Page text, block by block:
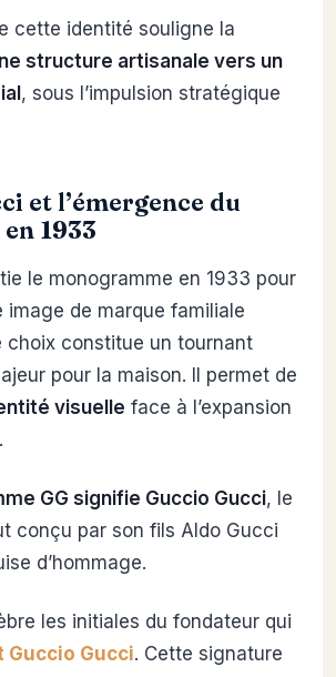
cette identité souligne la
structure artisanale vers un
, sous l’impulsion stratégique
et l’émergence du
1933
le monogramme en 1933 pour
image de marque familiale
choix constitue un tournant
pour la maison. Il permet de
visuelle face à l’expansion
GG signifie Guccio Gucci, le
conçu par son fils Aldo Gucci
d’hommage.
les initiales du fondateur qui
Gucci. Cette signature